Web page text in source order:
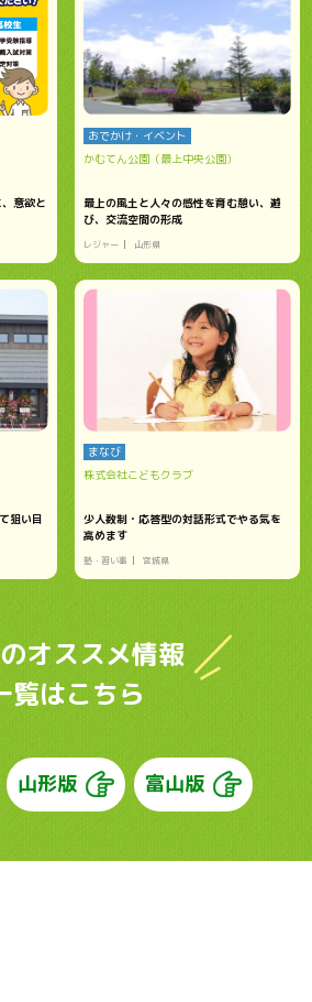
意欲と
おでかけ・イベント
かむてん公園（最上中央公園）
最上の風土と人々の感性を育む憩い、遊
び、交流空間の形成
レジャー 山形県
狙い目
まなび
株式会社こどもクラブ
少人数制・応答型の対話形式でやる気を
高めます
塾・習い事 宮城県
オススメ情報
覧はこちら
山形版 富山版